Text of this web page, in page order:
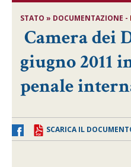
STATO » DOCUMENTAZIONE -
Camera dei
giugno 2011
penale
SCARICA IL